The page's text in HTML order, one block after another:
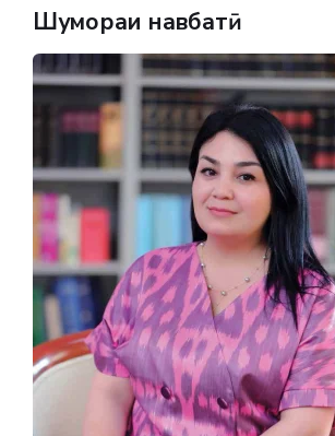
Шумораи навбатӣ